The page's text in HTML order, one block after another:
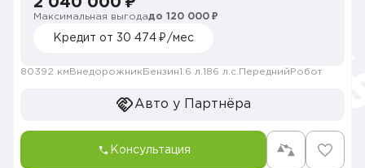
Максимальная выгодадо 120 000 ₽
Кредит от 30 474 ₽/мес
80392 км Внедорожник Бензин1.6 л. 186 л.с. Передний Робот
Авто у Партнёра
Консультация